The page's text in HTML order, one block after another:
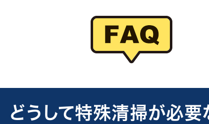
どうして特殊清掃が必要